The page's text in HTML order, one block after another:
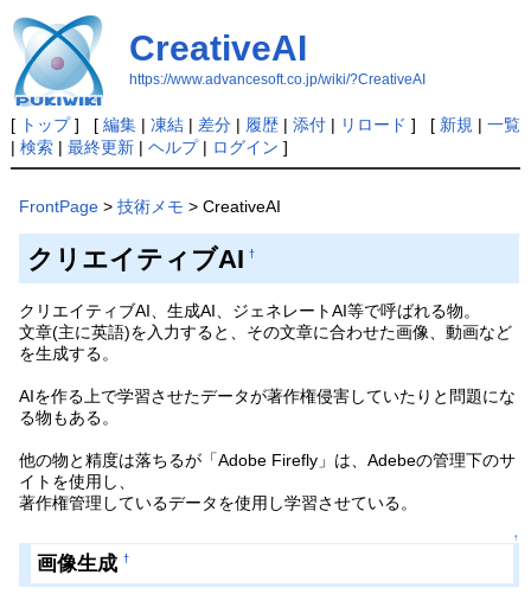
CreativeAI
https://www.advancesoft.co.jp/wiki/?CreativeAI
[ トップ] [ 編集| 凍結| 差分| 履歴| 添付| リロード ] [ 新規 | 一覧
| 検索| 最終更新| ヘルプ| ログイン ]
FrontPage >技術メモ > CreativeAI
クリエイティブAI †
クリエイティブAI、生成AI、ジェネレートAI等で呼ばれる物。
文章(主に英語)を入力すると、その文章に合わせた画像、動画など
を生成する。
AIを作る上で学習させたデータが著作権侵害していたりと問題にな
る物もある。
他の物と精度は落ちるが「Adobe Firefly」は、Adebeの管理下のサ
イトを使用し、
著作権管理しているデータを使用し学習させている。
↑
画像生成 †